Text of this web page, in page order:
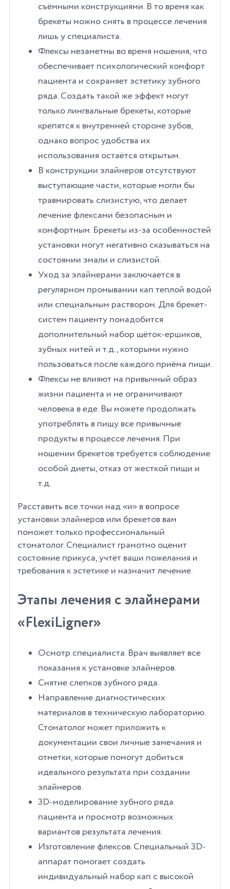
съёмными конструкциями. В то время как
брекеты можно снять в процессе лечения
лишь у специалиста.
Флексы незаметны во время ношения, что
обеспечивает психологический комфорт
пациента и сохраняет эстетику зубного
ряда. Создать такой же эффект могут
только лингвальные брекеты, которые
крепятся к внутренней стороне зубов,
однако вопрос удобства их
использования остаётся открытым.
В конструкции элайнеров отсутствуют
выступающие части, которые могли бы
травмировать слизистую, что делает
лечение флексами безопасным и
комфортным. Брекеты из-за особенностей
установки могут негативно сказываться на
состоянии эмали и слизистой.
Уход за элайнерами заключается в
регулярном промывании кап теплой водой
или специальным раствором. Для брекет-
систем пациенту понадобится
дополнительный набор щёток-ершиков,
зубных нитей и т.д., которыми нужно
пользоваться после каждого приёма пищи.
Флексы не влияют на привычный образ
жизни пациента и не ограничивают
человека в еде. Вы можете продолжать
употреблять в пищу все привычные
продукты в процессе лечения. При
ношении брекетов требуется соблюдение
особой диеты, отказ от жесткой пищи и
т.д.
Расставить все точки над «и» в вопросе
установки элайнеров или брекетов вам
поможет только профессиональный
стоматолог. Специалист грамотно оценит
состояние прикуса, учтёт ваши пожелания и
требования к эстетике и назначит лечение.
Этапы лечения с элайнерами
«FlexiLigner»
Осмотр специалиста. Врач выявляет все
показания к установке элайнеров.
Снятие слепков зубного ряда.
Направление диагностических
материалов в техническую лабораторию.
Стоматолог может приложить к
документации свои личные замечания и
отметки, которые помогут добиться
идеального результата при создании
элайнеров.
3D-моделирование зубного ряда
пациента и просмотр возможных
вариантов результата лечения.
Изготовление флексов. Специальный 3D-
аппарат помогает создать
индивидуальный набор кап с высокой